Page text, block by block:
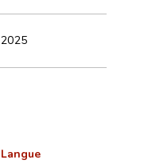
2025
Langue